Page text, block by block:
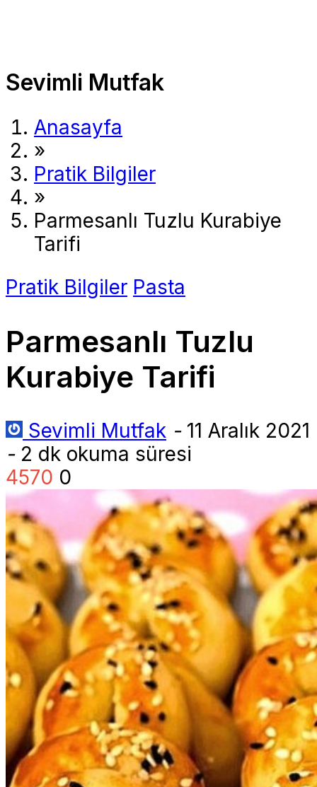
Sevimli Mutfak
Anasayfa
»
Pratik Bilgiler
»
Parmesanlı Tuzlu Kurabiye
Tarifi
Pratik Bilgiler Pasta
Parmesanlı Tuzlu
Kurabiye Tarifi
Sevimli Mutfak - 11 Aralık 2021
-2 dk okuma süresi
4570 0